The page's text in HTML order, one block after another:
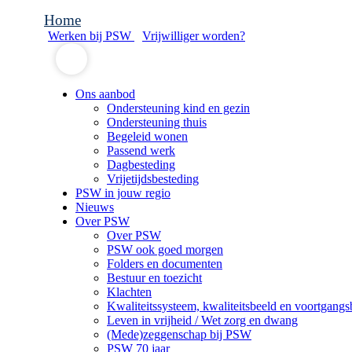
Home
Werken bij PSW Vrijwilliger worden?
Ons aanbod
Ondersteuning kind en gezin
Ondersteuning thuis
Begeleid wonen
Passend werk
Dagbesteding
Vrijetijdsbesteding
PSW in jouw regio
Nieuws
Over PSW
Over PSW
PSW ook goed morgen
Folders en documenten
Bestuur en toezicht
Klachten
Kwaliteitssysteem, kwaliteitsbeeld en
Leven in vrijheid / Wet zorg en dwang
(Mede)zeggenschap bij PSW
PSW 70 jaar